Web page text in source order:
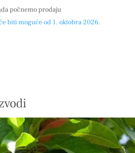
počnemo prodaju
biti moguće od 1. oktobra 2026.